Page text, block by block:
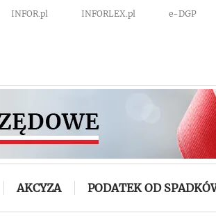
INFOR.pl INFORLEX.pl e-DGP
AKCYZA PODATEK OD